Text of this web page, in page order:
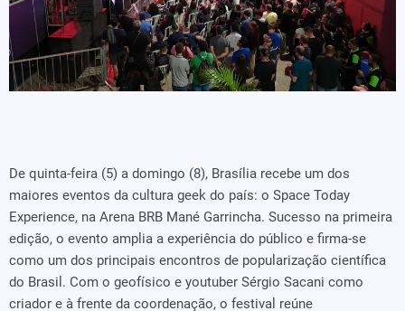
De quinta-feira (5) a domingo (8), Brasília recebe um dos
maiores eventos da cultura geek do país: o Space Today
Experience, na Arena BRB Mané Garrincha. Sucesso na primeira
edição, o evento amplia a experiência do público e firma-se
como um dos principais encontros de popularização científica
do Brasil. Com o geofísico e youtuber Sérgio Sacani como
criador e à frente da coordenação, o festival reúne